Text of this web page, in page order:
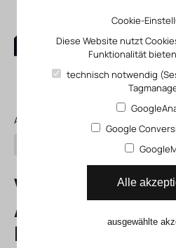
Alle Produkte
VSVA-B-T32C-
AZH-A1-1R2L
Magnetventil
Cookie-
Diese Website nutzt
Funktionalität
technisch notwendig
Google
Alle
ausgewählte